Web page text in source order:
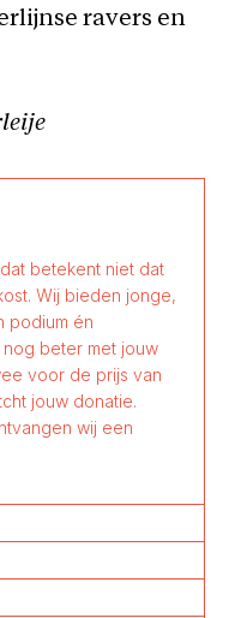
ravers en
betekent niet dat
Wij bieden jonge,
podium én
beter met jouw
voor de prijs van
jouw donatie.
wij een